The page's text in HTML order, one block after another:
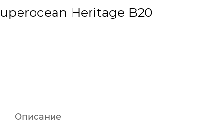
Heritage B20
Описание